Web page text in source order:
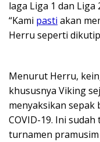
laga Liga 1 dan Liga
“Kami pasti akan
Herru seperti
Menurut Herru,
khususnya Viking
menyaksikan sepak
COVID-19. Ini
turnamen pramusim